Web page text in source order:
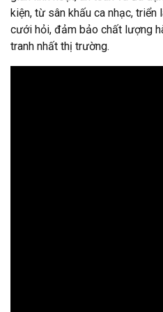
kiện, từ sân khấu ca nhạc,
cưới hỏi, đảm bảo chất lượng
tranh nhất thị trường.